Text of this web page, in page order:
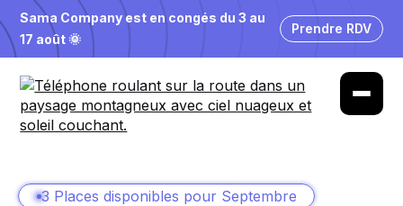
Sama Company est en congés du 3 au
17 août 🌞
Prendre RDV
3 Places disponibles pour Septembre